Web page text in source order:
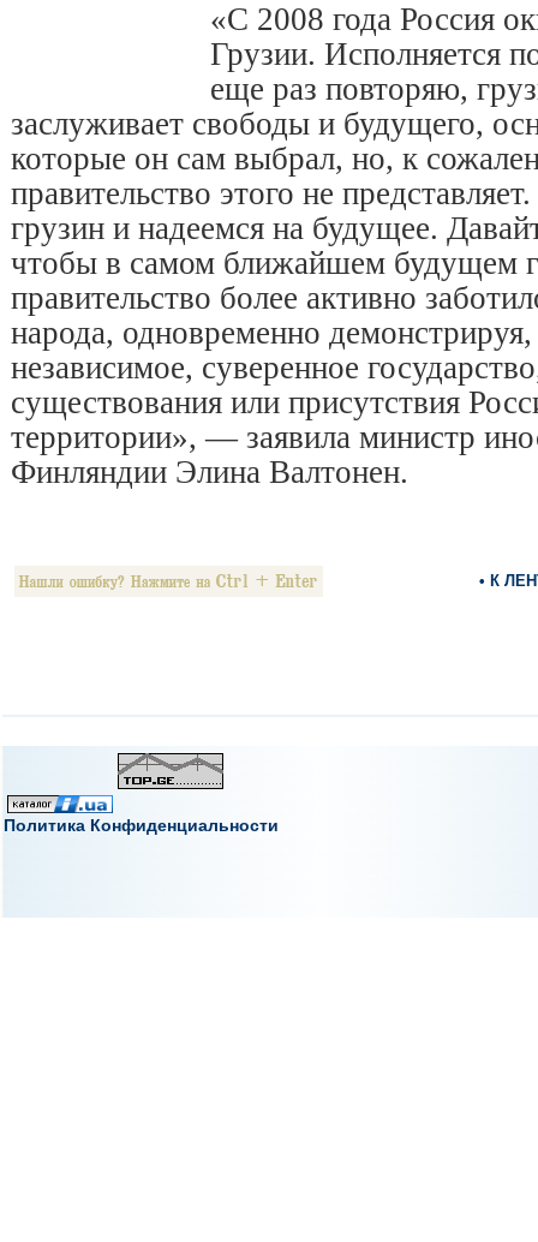
«С 2008 года Россия
Грузии. Исполняется
еще раз повторяю,
заслуживает свободы и будущего,
которые он сам выбрал, но, к
правительство этого не
грузин и надеемся на будущее.
чтобы в самом ближайшем будущем
правительство более активно
народа, одновременно
независимое, суверенное
существования или присутствия
территории», — заявила министр
Финляндии Элина Валтонен.
• К
Политика Конфиденциальности